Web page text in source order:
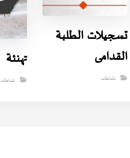
تسجيلات الطلبة
القدامى
نشاطات
تهنئة
نشاطات